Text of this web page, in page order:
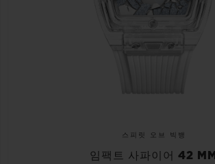
스피릿 오브 빅뱅
임팩트 사파이어 42 MM